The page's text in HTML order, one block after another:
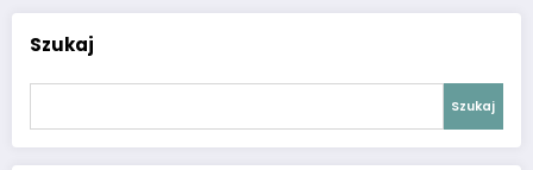
Szukaj
Szukaj